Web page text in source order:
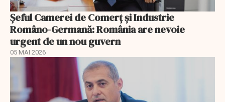
Șeful Camerei de Comerț și Industrie
Româno-Germană: România are nevoie
urgent de un nou guvern
05 MAI 2026